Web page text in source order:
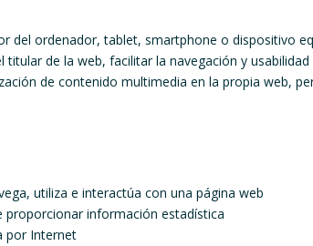
del ordenador, tablet, smartphone o dispositivo
de la web, facilitar la navegación y
de contenido multimedia en la propia web,
utiliza e interactúa con una página web
información estadística
por Internet